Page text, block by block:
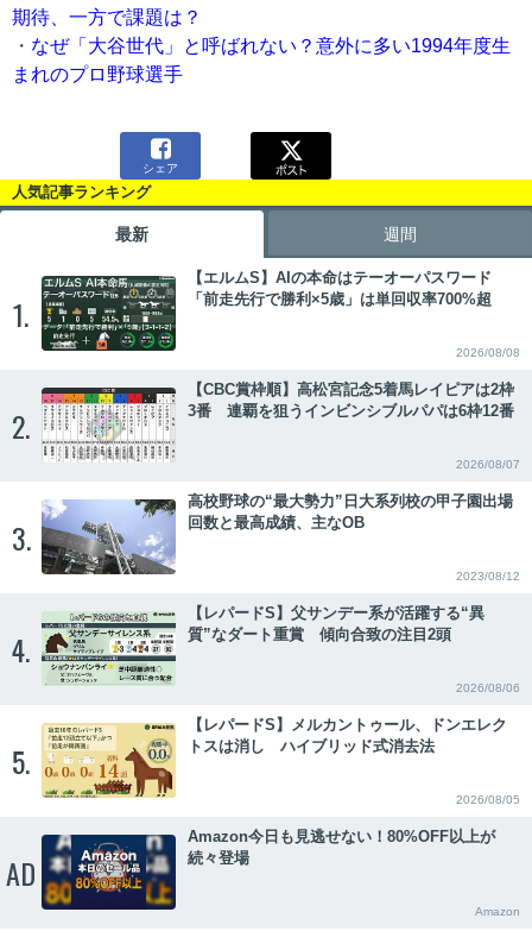
期待、一方で課題は？
・ なぜ「大谷世代」と呼ばれない？意外に多い1994年度生
まれのプロ野球選手

シェア
人気記事ランキング
最新 週間
1.
【エルムS】AIの本命はテーオーパスワード
「前走先行で勝利×5歳」は単回収率700%超
2026/08/08
2.
【CBC賞枠順】高松宮記念5着馬レイピアは2枠
3番 連覇を狙うインビンシブルパパは6枠12番
2026/08/07
3.
高校野球の“最大勢力”日大系列校の甲子園出場
回数と最高成績、主なOB
2023/08/12
4.
【レパードS】父サンデー系が活躍する“異
質”なダート重賞 傾向合致の注目2頭
2026/08/06
5.
【レパードS】メルカントゥール、ドンエレク
トスは消し ハイブリッド式消去法
2026/08/05
AD
Amazon今日も見逃せない！80%OFF以上が
続々登場
Amazon